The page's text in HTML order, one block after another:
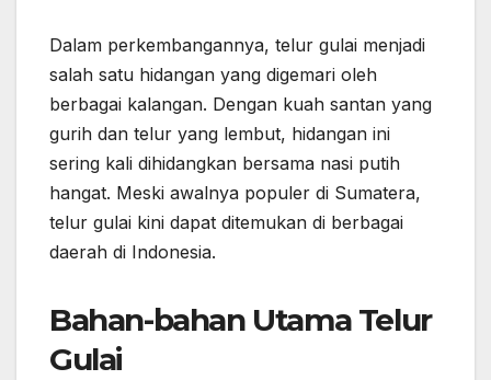
Dalam perkembangannya, telur gulai menjadi
salah satu hidangan yang digemari oleh
berbagai kalangan. Dengan kuah santan yang
gurih dan telur yang lembut, hidangan ini
sering kali dihidangkan bersama nasi putih
hangat. Meski awalnya populer di Sumatera,
telur gulai kini dapat ditemukan di berbagai
daerah di Indonesia.
Bahan-bahan Utama Telur
Gulai